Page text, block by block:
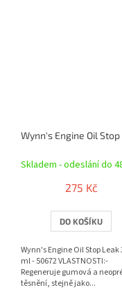
Wynn's Engine Oil
Skladem - odeslání do
275 Kč
DO KOŠÍKU
Wynn's Engine Oil Stop Leak
ml - 50672 VLASTNOSTI:-
Regeneruje gumová a
těsnění, stejně jako...